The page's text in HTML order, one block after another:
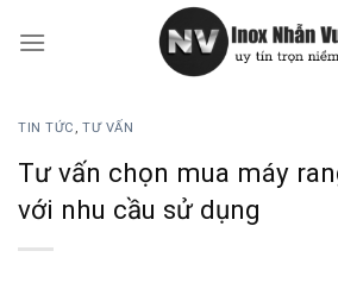
qua
TIN TỨC ,TƯ VẤN
Tư vấn chọn mua máy
với nhu cầu sử dụng